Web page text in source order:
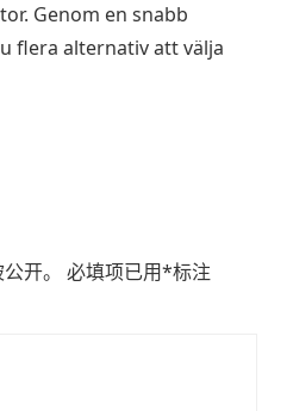
Genom en snabb
flera alternativ att välja
开。 必填项已用*标注